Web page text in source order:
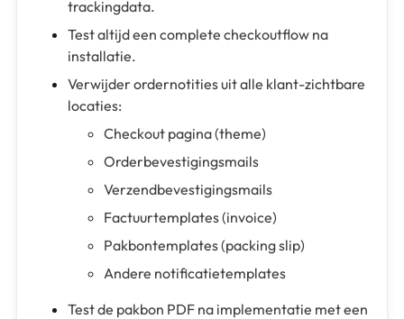
trackingdata.
Test altijd een complete checkoutflow na
installatie.
Verwijder ordernotities uit alle klant-zichtbare
locaties:
Checkout pagina (theme)
Orderbevestigingsmails
Verzendbevestigingsmails
Factuurtemplates (invoice)
Pakbontemplates (packing slip)
Andere notificatietemplates
Test de pakbon PDF na implementatie met een